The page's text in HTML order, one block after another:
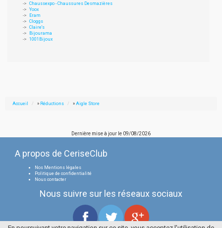
Chaussexpo - Chaussures Desmazières
Yoox
Eram
Cloggs
Claire's
Bijourama
1001Bijoux
Accueil » Réductions » Aigle Store
Dernière mise à jour le 09/08/2026
A propos de CeriseClub
Nos Mentions légales
Politique de confidentialité
Nous contacter
Nous suivre sur les réseaux sociaux